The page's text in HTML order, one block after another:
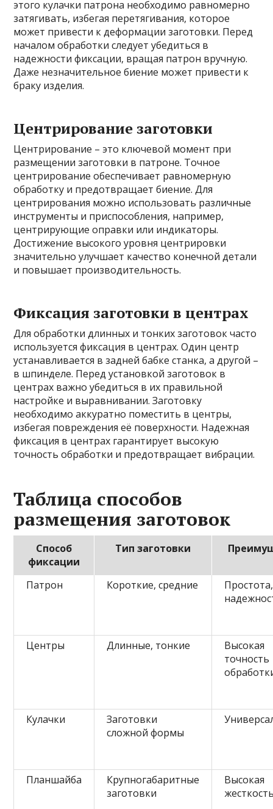
этого кулачки патрона необходимо равномерно
затягивать, избегая перетягивания, которое
может привести к деформации заготовки. Перед
началом обработки следует убедиться в
надежности фиксации, вращая патрон вручную.
Даже незначительное биение может привести к
браку изделия.
Центрирование заготовки
Центрирование – это ключевой момент при
размещении заготовки в патроне. Точное
центрирование обеспечивает равномерную
обработку и предотвращает биение. Для
центрирования можно использовать различные
инструменты и приспособления, например,
центрирующие оправки или индикаторы.
Достижение высокого уровня центрировки
значительно улучшает качество конечной детали
и повышает производительность.
Фиксация заготовки в центрах
Для обработки длинных и тонких заготовок часто
используется фиксация в центрах. Один центр
устанавливается в задней бабке станка, а другой –
в шпинделе. Перед установкой заготовок в
центрах важно убедиться в их правильной
настройке и выравнивании. Заготовку
необходимо аккуратно поместить в центры,
избегая повреждения её поверхности. Надежная
фиксация в центрах гарантирует высокую
точность обработки и предотвращает вибрации.
Таблица способов
размещения заготовок
Способ
фиксации
Тип заготовки
Патрон Короткие, средние
Простота,
Центры Длинные, тонкие
Высокая
точность
Кулачки
Заготовки
сложной формы
Планшайба
Крупногабаритные
заготовки
Высокая